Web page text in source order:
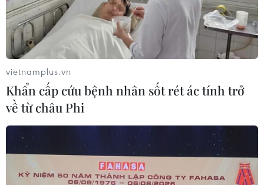
vietnamplus.vn
Khẩn cấp cứu bệnh nhân sốt rét ác tính trở
về từ châu Phi